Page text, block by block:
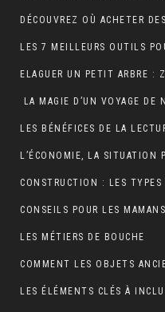
LA MAGIE D’UN VOYAGE DE
L’ÉCONOMIE, LA SITUATION
LES MÉTIERS DE BOUCHE